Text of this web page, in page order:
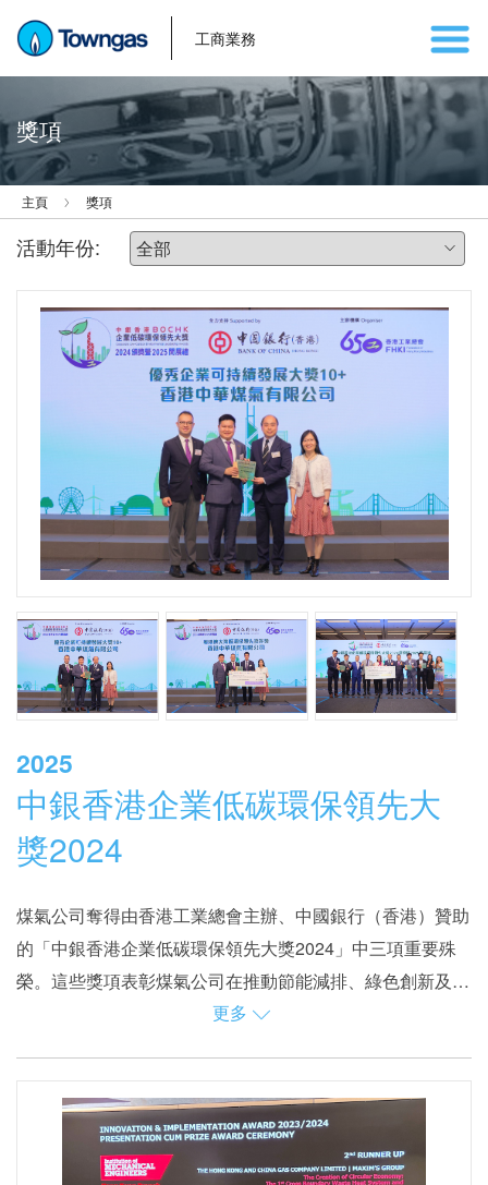
工商業務
獎項
主頁 獎項
活動年份:
2025
中銀香港企業低碳環保領先大
獎2024
煤氣公司奪得由香港工業總會主辦、中國銀行（香港）贊助
的「中銀香港企業低碳環保領先大獎2024」中三項重要殊
榮。這些獎項表彰煤氣公司在推動節能減排、綠色創新及提
升能源效益方面的卓越表現，涵蓋氫能、智慧廚房及可再生
氣輸配及營運經驗，煤氣公司善用其現時供應之人工煤氣當
中，成份約一半是氫氣的優勢，發展先進的氫氣提取技術，
並積極拓展氫能電動車充電基礎設施及其他領域的應用。同
更多